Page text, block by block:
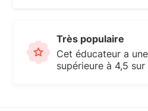
Très populaire
Cet éducateur a
supérieure à 4,5 sur